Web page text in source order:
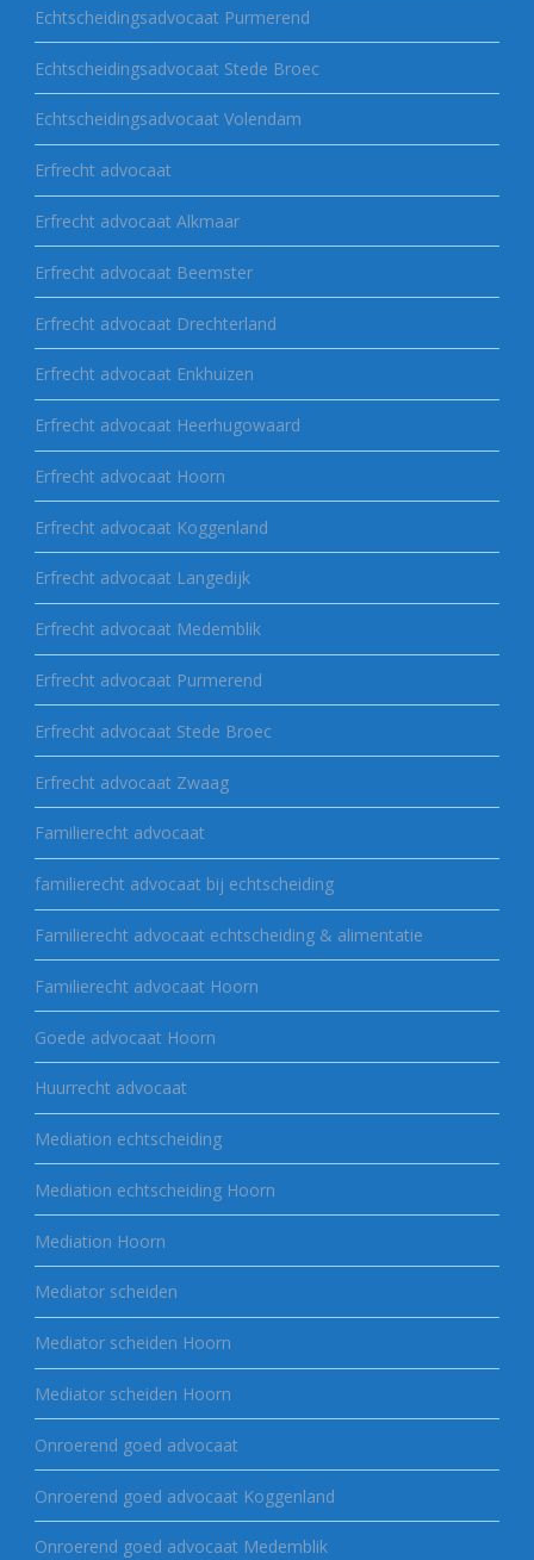
Echtscheidingsadvocaat Purmerend
Echtscheidingsadvocaat Stede Broec
Echtscheidingsadvocaat Volendam
Erfrecht advocaat
Erfrecht advocaat Alkmaar
Erfrecht advocaat Beemster
Erfrecht advocaat Drechterland
Erfrecht advocaat Enkhuizen
Erfrecht advocaat Heerhugowaard
Erfrecht advocaat Hoorn
Erfrecht advocaat Koggenland
Erfrecht advocaat Langedijk
Erfrecht advocaat Medemblik
Erfrecht advocaat Purmerend
Erfrecht advocaat Stede Broec
Erfrecht advocaat Zwaag
Familierecht advocaat
familierecht advocaat bij echtscheiding
Familierecht advocaat echtscheiding & alimentatie
Familierecht advocaat Hoorn
Goede advocaat Hoorn
Huurrecht advocaat
Mediation echtscheiding
Mediation echtscheiding Hoorn
Mediation Hoorn
Mediator scheiden
Mediator scheiden Hoorn
Mediator scheiden Hoorn
Onroerend goed advocaat
Onroerend goed advocaat Koggenland
Onroerend goed advocaat Medemblik